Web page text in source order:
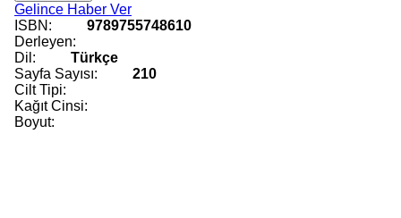
Gelince Haber Ver
ISBN:
9789755748610
Derleyen:
Dil:
Türkçe
Sayfa Sayısı:
210
Cilt Tipi:
Kağıt Cinsi:
Boyut: